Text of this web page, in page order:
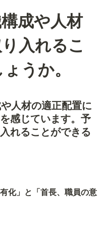
成や人材
入れるこ
うか。
人材の適正配置に
感じています。予
れることができる
化」と「首長、職員の意